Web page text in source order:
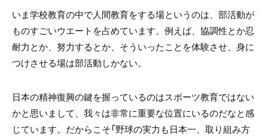
いま学校教育の中で人間教育をする場というのは、部活動が
ものすごいウエートを占めています。例えば、協調性とか忍
耐力とか、努力するとか、そういったことを体験させ、身に
つけさせる場は部活動しかない。
日本の精神復興の鍵を握っているのはスポーツ教育ではない
かと思いまして、我々は非常に重要な位置にいるのだなと感
じています。だからこそ「野球の実力も日本一、取り組み方